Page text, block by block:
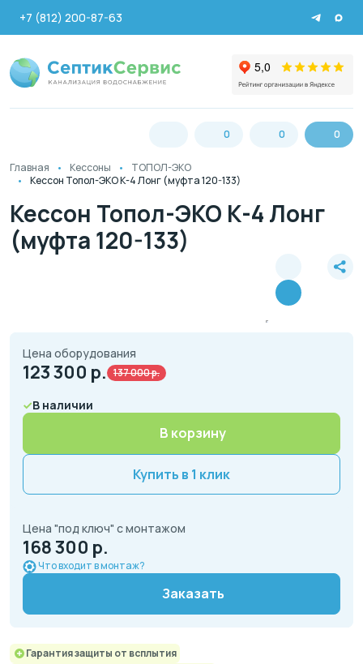
+7 (812) 200-87-63
0 0 0
Главная Кессоны
ТОПОЛ-ЭКО
Кессон Топол-ЭКО К-4 Лонг (муфта 120-133)
Кессон Топол-ЭКО К-4 Лонг
(муфта 120-133)
Цена оборудования
123 300 р. 137 000 р.
В наличии
В корзину
Купить в 1 клик
Цена "под ключ" с монтажом
168 300 р.
Что входит в монтаж?
Заказать
Гарантия защиты от всплытия